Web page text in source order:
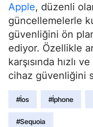
Apple, düzenli
güncellemelerle
güvenliğini ön
ediyor. Özellikle
karşısında hızlı
cihaz güvenliğini
#İos #İphone
#Sequoia